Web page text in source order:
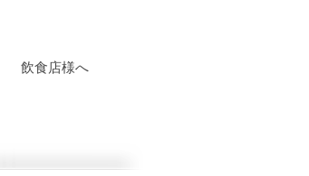
飲食店様へ